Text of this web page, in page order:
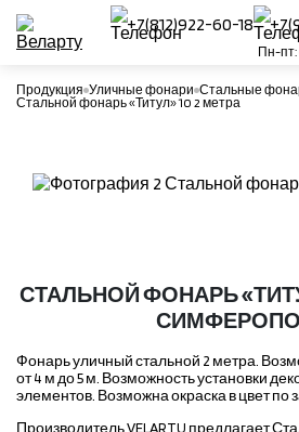
+7(812)922-60-18
Пн-пт:
Продукция Уличные фонари Стальные
Стальной фонарь «Титул» 10 2 метра
СТАЛЬНОЙ ФОНАРЬ
Фонарь уличный стальной 2 метра.
от 4 м до 5 м. Возможность установки
элементов. Возможна окраска в цвет по
Производитель VELARTU предлагает